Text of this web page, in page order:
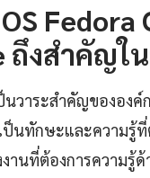
Fedora
ถึงสำคัญใ
าระสำคัญขององค์
เป็นทักษะและความ
านที่ต้องการความรู้